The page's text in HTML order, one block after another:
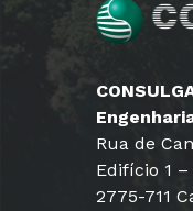
Rua de
Edifício 1 –
2775-711